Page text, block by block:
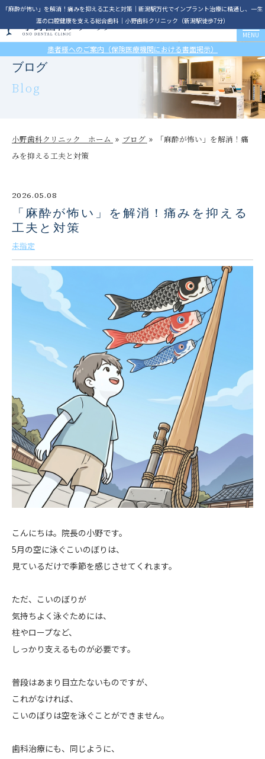
「麻酔が怖い」を解消！痛みを抑える工夫と対策│新潟駅万代でインプラント治療に精通し、一生
涯の口腔健康を支える総合歯科｜小野歯科クリニック（新潟駅徒歩7分）
患者様へのご案内（保険医療機関における書面掲示）
ブログ
Blog
小野歯科クリニック ホーム ブログ
「麻酔が怖い」を解消！痛
みを抑える工夫と対策
2026.05.08
「麻酔が怖い」を解消！痛みを抑える
工夫と対策
未指定
こんにちは。院長の小野です。
5月の空に泳ぐこいのぼりは、
見ているだけで季節を感じさせてくれます。
ただ、こいのぼりが
気持ちよく泳ぐためには、
柱やロープなど、
しっかり支えるものが必要です。
普段はあまり目立たないものですが、
これがなければ、
こいのぼりは空を泳ぐことができません。
歯科治療にも、同じように、